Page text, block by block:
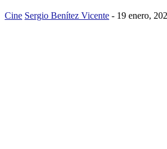
Cine Sergio Benítez Vicente - 19 enero,